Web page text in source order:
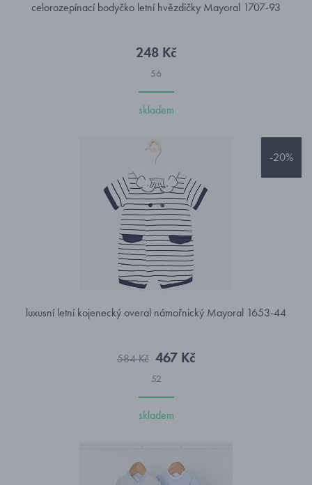
celorozepínací bodyčko letní hvězdičky Mayoral 1707-93
248 Kč
56
skladem
-20%
luxusní letní kojenecký overal námořnický Mayoral 1653-44
584 Kč 467 Kč
52
skladem